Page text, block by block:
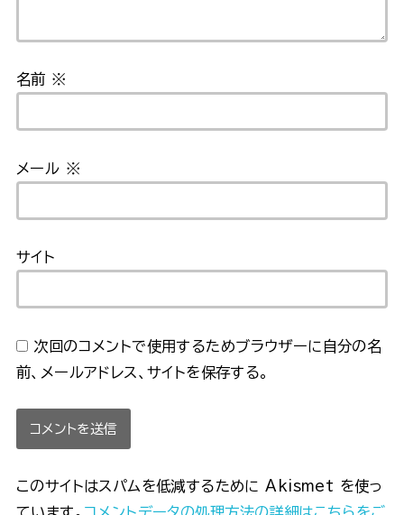
名前 ※
メール ※
サイト
次回のコメントで使用するためブラウザーに自分の名
前、メールアドレス、サイトを保存する。
このサイトはスパムを低減するために Akismet を使っ
ています。 コメントデータの処理方法の詳細はこちらをご